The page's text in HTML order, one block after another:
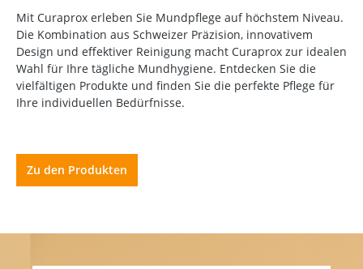
Mit Curaprox erleben Sie Mundpflege auf höchstem Niveau.
Die Kombination aus Schweizer Präzision, innovativem
Design und effektiver Reinigung macht Curaprox zur idealen
Wahl für Ihre tägliche Mundhygiene. Entdecken Sie die
vielfältigen Produkte und finden Sie die perfekte Pflege für
Ihre individuellen Bedürfnisse.
Zu den Produkten